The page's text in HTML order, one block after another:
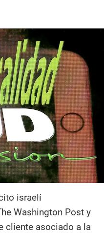
israelí
Washington Post y
cliente asociado a la